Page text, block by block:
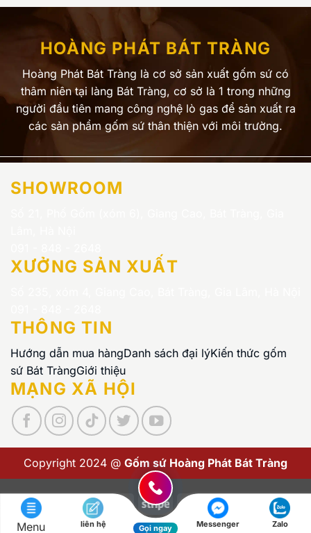
HOÀNG PHÁT BÁT TRÀNG
Hoàng Phát Bát Tràng là cơ sở sản xuất gốm sứ có
thâm niên tại làng Bát Tràng, cơ sở là 1 trong những
người đầu tiên mang công nghệ lò gas để sản xuất ra
các sản phẩm gốm sứ thân thiện với môi trường.
SHOWROOM
XƯỞNG SẢN XUẤT
THÔNG TIN
Hướng dẫn mua hàngDanh sách đại lýKiến thức gốm
sứ Bát TràngGiới thiệu
MẠNG XÃ HỘI
Copyright 2024 @ Gốm sứ Hoàng Phát Bát Tràng
Visa PayPal Stripe MasterCardCash
Copyright 2026 © Gốm sứ Hoàng Phát Bát Tràng
Menu liên hệ Gọi ngay Messenger Zalo